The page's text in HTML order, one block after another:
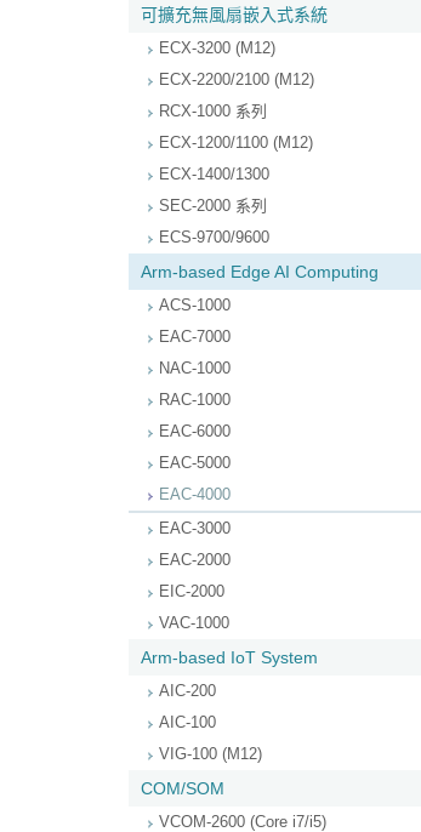
可擴充無風扇嵌入式系統
ECX-3200 (M12)
ECX-2200/2100 (M12)
RCX-1000 系列
ECX-1200/1100 (M12)
ECX-1400/1300
SEC-2000 系列
ECS-9700/9600
Arm-based Edge AI Computing
ACS-1000
EAC-7000
NAC-1000
RAC-1000
EAC-6000
EAC-5000
EAC-4000
EAC-3000
EAC-2000
EIC-2000
VAC-1000
Arm-based IoT System
AIC-200
AIC-100
VIG-100 (M12)
COM/SOM
VCOM-2600 (Core i7/i5)